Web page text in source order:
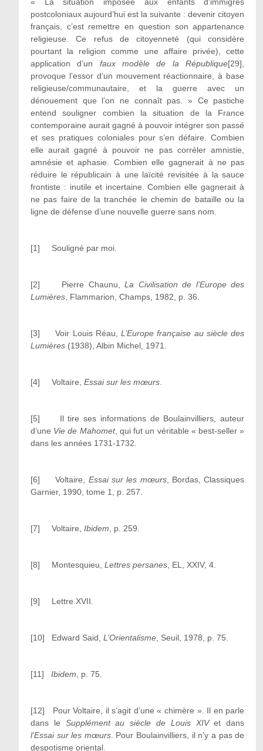
postcoloniaux aujourd’hui est la suivante : devenir citoyen
français, c’est remettre en question son appartenance
religieuse. Ce refus de citoyenneté (qui considère
pourtant la religion comme une affaire privée), cette
application d’un faux modèle de la République[29],
provoque l’essor d’un mouvement réactionnaire, à base
religieuse/communautaire, et la guerre avec un
dénouement que l’on ne connaît pas. » Ce pastiche
entend souligner combien la situation de la France
contemporaine aurait gagné à pouvoir intégrer son passé
et ses pratiques coloniales pour s’en défaire. Combien
elle aurait gagné à pouvoir ne pas corréler amnistie,
amnésie et aphasie. Combien elle gagnerait à ne pas
réduire le républicain à une laïcité revisitée à la sauce
frontiste : inutile et incertaine. Combien elle gagnerait à
ne pas faire de la tranchée le chemin de bataille ou la
ligne de défense d’une nouvelle guerre sans nom.
[1] Souligné par moi.
[2] Pierre Chaunu,La Civilisation de l’Europe des
Lumières, Flammarion, Champs, 1982, p. 36.
[3] Voir Louis Réau,L’Europe française au siècle des
Lumières(1938), Albin Michel, 1971.
[4] Voltaire, Essai sur les mœurs.
[5] Il tire ses informations de Boulainvilliers, auteur
d’une Vie de Mahomet, qui fut un véritable « best-seller »
dans les années 1731-1732.
[6] Voltaire, Essai sur les mœurs, Bordas, Classiques
Garnier, 1990, tome 1, p. 257.
[7] Voltaire, Ibidem , p. 259.
[8] Montesquieu, Lettres persanes, EL, XXIV, 4.
[9] Lettre XVII.
[10] Edward Said, L’Orientalisme, Seuil, 1978, p. 75.
[11] Ibidem , p. 75.
[12] Pour Voltaire, il s’agit d’une « chimère ». Il en parle
dans le Supplément au siècle de Louis XIVet dans
l’Essai sur les mœurs. Pour Boulainvilliers, il n’y a pas de
despotisme oriental.